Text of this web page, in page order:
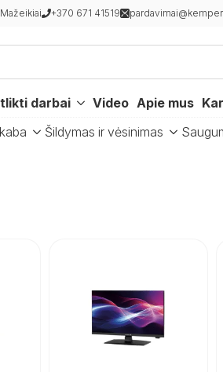
+370 671 41519
darbai Video Apie mus
Šildymas ir vėsinimas